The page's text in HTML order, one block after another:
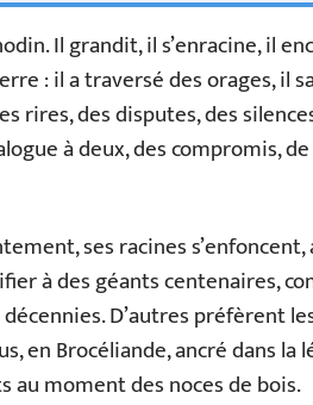
Il grandit, il s’enracine, il
: il a traversé des orages, il
rires, des disputes, des
à deux, des compromis,
ses racines
à des géants centenaires,
D’autres préfèrent
en Brocéliande, ancré dans la
moment des noces de bois.